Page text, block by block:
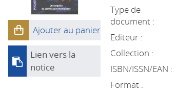
Ajouter au panier
Lien vers la
notice
Type de
document :
Editeur :
Collection :
ISBN/ISSN/EAN :
Format :